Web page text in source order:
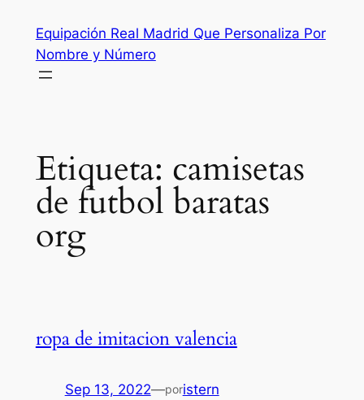
contenido
Equipación Real Madrid Que Personaliza Por
Nombre y Número
Etiqueta: camisetas
de futbol baratas
org
ropa de imitacion valencia
Sep 13, 2022—poristern